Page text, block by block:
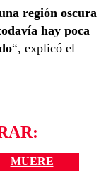
región oscura
hay poca
“, explicó el
MUERE